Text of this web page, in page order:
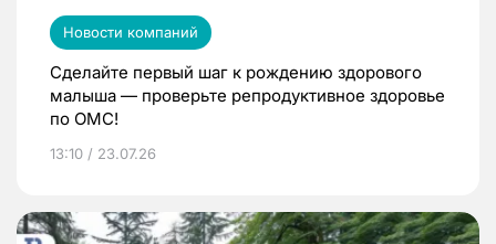
Новости компаний
Сделайте первый шаг к рождению здорового
малыша — проверьте репродуктивное здоровье
по ОМС!
13:10 / 23.07.26